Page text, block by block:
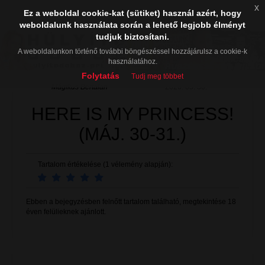
HERE IS MY PRINCESS!
(MÁJ. 30-31.)
Tartalom értékelése (1 vélemény alapján):
Ebben a bejegyzésben felnőtt tartalom található, megtekintése 18
éven felülieknek ajánlott.
Ez a weboldal cookie-kat (sütiket) használ azért, hogy
weboldalunk használata során a lehető legjobb élményt
tudjuk biztosítani.
A weboldalunkon történő további böngészéssel hozzájárulsz a cookie-k
használatához.
Folytatás Tudj meg többet
x